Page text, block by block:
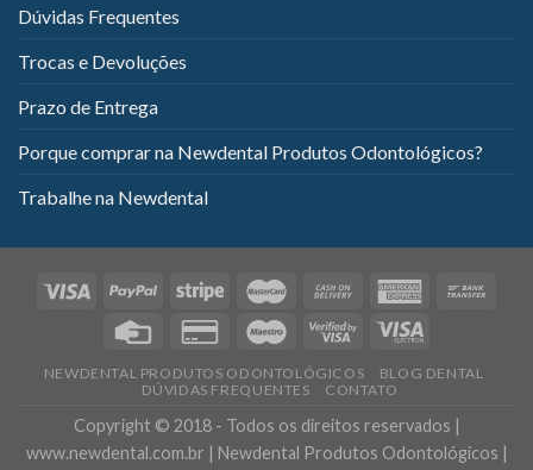
Dúvidas Frequentes
Trocas e Devoluções
Prazo de Entrega
Porque comprar na Newdental Produtos Odontológicos?
Trabalhe na Newdental
NEWDENTAL PRODUTOS ODONTOLÓGICOS
BLOG DENTAL
DÚVIDAS FREQUENTES
CONTATO
Copyright © 2018 - Todos os direitos reservados |
www.newdental.com.br | Newdental Produtos Odontológicos |